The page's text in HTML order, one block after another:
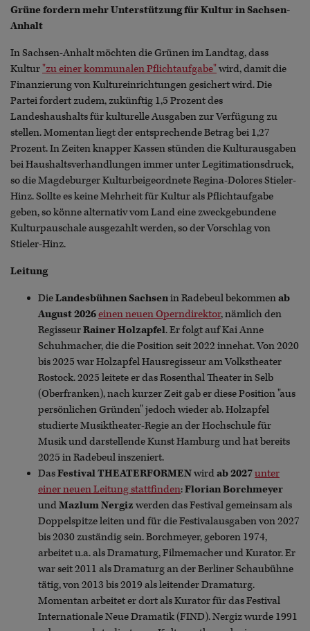
Grüne fordern mehr Unterstützung für Kultur in Sachsen-
Anhalt
In Sachsen-Anhalt möchten die Grünen im Landtag, dass
Kultur"zu einer kommunalen Pflichtaufgabe"wird, damit die
Finanzierung von Kultureinrichtungen gesichert wird. Die
Partei fordert zudem, zukünftig 1,5 Prozent des
Landeshaushalts für kulturelle Ausgaben zur Verfügung zu
stellen. Momentan liegt der entsprechende Betrag bei 1,27
Prozent. In Zeiten knapper Kassen stünden die Kulturausgaben
bei Haushaltsverhandlungen immer unter Legitimationsdruck,
so die Magdeburger Kulturbeigeordnete Regina-Dolores Stieler-
Hinz. Sollte es keine Mehrheit für Kultur als Pflichtaufgabe
geben, so könne alternativ vom Land eine zweckgebundene
Kulturpauschale ausgezahlt werden, so der Vorschlag von
Stieler-Hinz.
Leitung
DieLandesbühnen Sachsenin Radebeul bekommenab
August 2026einen neuen Operndirektor, nämlich den
RegisseurRainer Holzapfel. Er folgt auf Kai Anne
Schuhmacher, die die Position seit 2022 innehat. Von 2020
bis 2025 war Holzapfel Hausregisseur am Volkstheater
Rostock. 2025 leitete er das Rosenthal Theater in Selb
(Oberfranken), nach kurzer Zeit gab er diese Position "aus
persönlichen Gründen" jedoch wieder ab. Holzapfel
studierte Musiktheater-Regie an der Hochschule für
Musik und darstellende Kunst Hamburg und hat bereits
2025 in Radebeul inszeniert.
DasFestival THEATERFORMENwirdab 2027unter
einer neuen Leitung stattfinden:Florian Borchmeyer
undMazlum Nergiz werden das Festival gemeinsam als
Doppelspitze leiten und für die Festivalausgaben von 2027
bis 2030 zuständig sein. Borchmeyer, geboren 1974,
arbeitet u.a. als Dramaturg, Filmemacher und Kurator. Er
war seit 2011 als Dramaturg an der Berliner Schaubühne
tätig, von 2013 bis 2019 als leitender Dramaturg.
Momentan arbeitet er dort als Kurator für das Festival
Internationale Neue Dramatik (FIND). Nergiz wurde 1991